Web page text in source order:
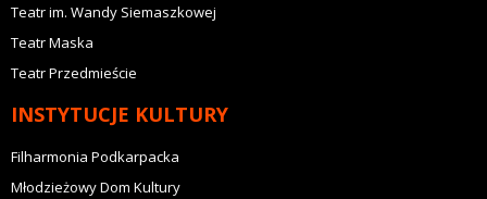
Teatr im. Wandy Siemaszkowej
Teatr Maska
Teatr Przedmieście
INSTYTUCJE KULTURY
Filharmonia Podkarpacka
Młodzieżowy Dom Kultury